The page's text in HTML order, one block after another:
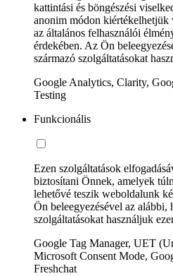
kattintási és böngészési
anonim módon kiértékelhetjük
az általános felhasználói
érdekében. Az Ön
származó szolgáltatásokat
Google Analytics, Clarity,
Testing
Funkcionális
Ezen szolgáltatások
biztosítani Önnek, amelyek
lehetővé teszik weboldalunk
Ön beleegyezésével az
szolgáltatásokat használjuk
Google Tag Manager, UET
Microsoft Consent Mode,
Freshchat